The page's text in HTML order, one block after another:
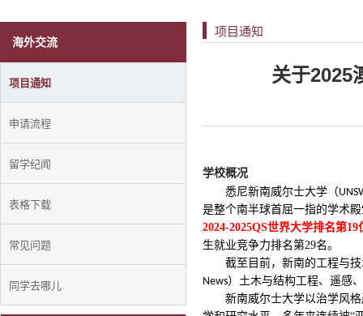
海外交流
项目通知
申请流程
留学纪闻
表格下载
常见问题
同学去哪儿
项目通知
关于2025
学校概况
悉尼新南威尔士大学（
是整个南半球首屈一指的学术
2024-2025QS世界大学排名第
生就业竞争力排名第29名。
截至目前，新南的工程与
News）土木与结构工程、遥感
新南威尔士大学以治学风